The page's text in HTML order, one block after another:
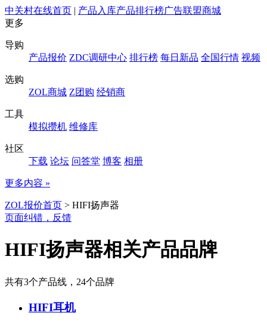
中关村在线首页 | 产品入库产品排行榜广告联盟商城
更多
导购
产品报价 ZDC调研中心 排行榜 每日新品 全国行情 视频
选购
ZOL商城 Z团购 经销商
工具
模拟攒机 维修库
社区
下载 论坛 问答堂 博客 相册
更多内容 »
ZOL报价首页 > HIFI扬声器
页面纠错，反馈
HIFI扬声器相关产品品牌
共有3个产品线，24个品牌
HIFI耳机